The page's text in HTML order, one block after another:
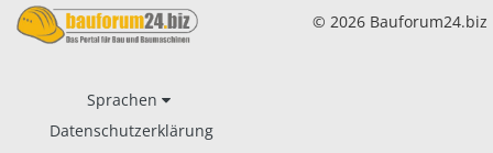
© 2026 Bauforum24.biz
Sprachen
Datenschutzerklärung